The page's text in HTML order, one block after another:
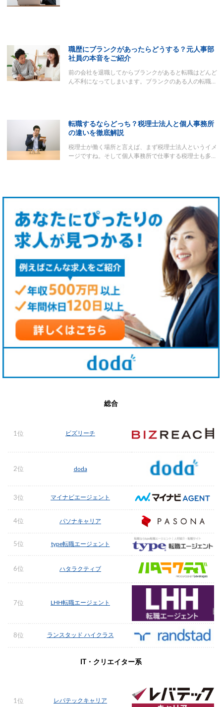
職歴にブランクがあったらどうする？元人事部
社員の本音をご紹介
前の会社を退職してからブランクがあると転職はどんど
ん不利になってしまいます。ブランクのある人の転職…
転職するならどっち？税理士法人と個人事務所
の違いを徹底解説
税理士が働く場所と言えば、まず税理士法人というイメ
ージですね。そして個人事務所で仕事する税理士も多…
総合
1位 ビズリーチ
2位 doda
3位 マイナビエージェント
4位 パソナキャリア
5位 type転職エージェント
6位 ハタラクティブ
7位 LHH転職エージェント
8位 ランスタッド ハイクラス
IT・クリエイター系
1位 レバテックキャリア